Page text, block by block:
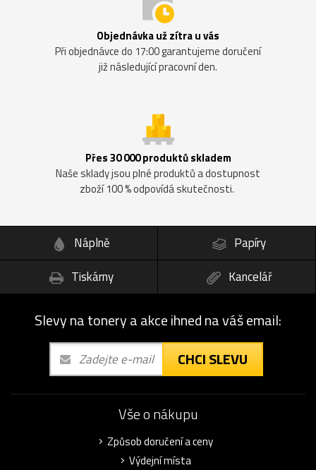
Objednávka už zítra u vás
Při objednávce do 17:00 garantujeme doručení
již následující pracovní den.
Přes 30 000 produktů skladem
Naše sklady jsou plné produktů a dostupnost
zboží 100 % odpovídá skutečnosti.
Náplně
Papíry
Tiskárny
Kancelář
Slevy na tonery a akce ihned na váš email:
CHCI SLEVU
Vše o nákupu
Způsob doručení a ceny
Výdejní místa